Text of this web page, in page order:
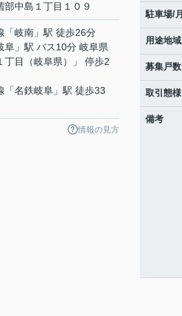
部中島 １丁目１０９
「岐南 」駅 徒歩26分
阜 」駅 バス10分 岐阜県
丁目（岐阜県）」 停歩2
「名鉄岐阜 」駅 徒歩33
情報の見方
駐車場/
用途地域
募集戸
取引態様
備考